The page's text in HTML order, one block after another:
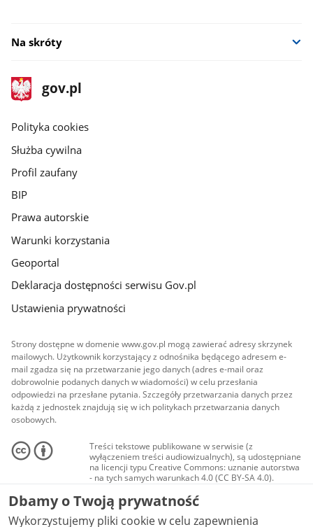
Na skróty
stopka
gov.pl
Strona
gov.pl
gov.pl
Polityka cookies
Służba cywilna
Profil zaufany
BIP
Prawa autorskie
Warunki korzystania
Geoportal
Deklaracja dostępności serwisu Gov.pl
Ustawienia prywatności
Strony dostępne w domenie www.gov.pl mogą zawierać adresy skrzynek
mailowych. Użytkownik korzystający z odnośnika będącego adresem e-
mail zgadza się na przetwarzanie jego danych (adres e-mail oraz
dobrowolnie podanych danych w wiadomości) w celu przesłania
odpowiedzi na przesłane pytania. Szczegóły przetwarzania danych przez
każdą z jednostek znajdują się w ich politykach przetwarzania danych
osobowych.
Treści tekstowe publikowane w serwisie (z
wyłączeniem treści audiowizualnych), są udostępniane
na licencji typu Creative Commons: uznanie autorstwa
- na tych samych warunkach 4.0 (CC BY-SA 4.0).
Materiały audiowizualne, w tym zdjęcia, materiały
audio i wideo, są udostępniane na licencji typu
Creative Commons: uznanie autorstwa użycie
niekomercyjne - bez utworów zależnych 4.0 (CC BY-
Dbamy o Twoją prywatność
Wykorzystujemy pliki cookie w celu zapewnienia